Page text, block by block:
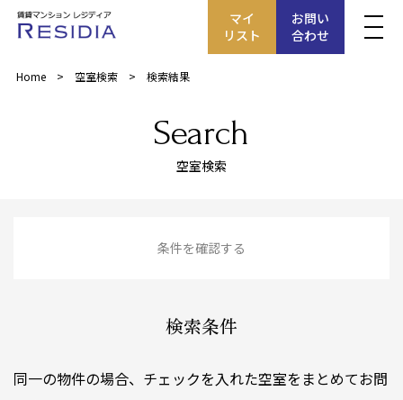
マイ
リスト
お問い
合わせ
Home 空室検索 検索結果
Search
空室検索
条件を確認する
検索条件
同一の物件の場合、チェックを入れた空室をまとめてお問